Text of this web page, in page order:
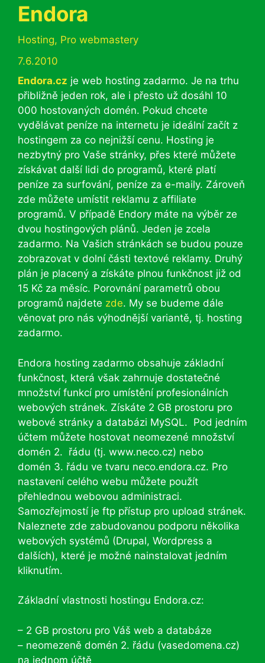
Endora
Rubriky
Hosting, Pro webmastery
7.6.2010
Endora.cz je web hosting zadarmo. Je na trhu
přibližně jeden rok, ale i přesto už dosáhl 10
000 hostovaných domén. Pokud chcete
vydělávat peníze na internetu je ideální začít z
hostingem za co nejnižší cenu. Hosting je
nezbytný pro Vaše stránky, přes které můžete
získávat další lidi do programů, které platí
peníze za surfování, peníze za e-maily. Zároveň
zde můžete umístit reklamu z affiliate
programů. V případě Endory máte na výběr ze
dvou hostingových plánů. Jeden je zcela
zadarmo. Na Vašich stránkách se budou pouze
zobrazovat v dolní části textové reklamy. Druhý
plán je placený a získáte plnou funkčnost již od
15 Kč za měsíc. Porovnání parametrů obou
programů najdete zde. My se budeme dále
věnovat pro nás výhodnější variantě, tj. hosting
zadarmo.
Endora hosting zadarmo obsahuje základní
funkčnost, která však zahrnuje dostatečné
množství funkcí pro umístění profesionálních
webových stránek. Získáte 2 GB prostoru pro
webové stránky a databázi MySQL. Pod jedním
účtem můžete hostovat neomezené množství
domén 2. řádu (tj. www.neco.cz) nebo
domén 3. řádu ve tvaru neco.endora.cz. Pro
nastavení celého webu můžete použít
přehlednou webovou administraci.
Samozřejmostí je ftp přístup pro upload stránek.
Naleznete zde zabudovanou podporu několika
webových systémů (Drupal, Wordpress a
dalších), které je možné nainstalovat jedním
kliknutím.
Základní vlastnosti hostingu Endora.cz:
– 2 GB prostoru pro Váš web a databáze
– neomezeně domén 2. řádu (vasedomena.cz)
na jednom účtě